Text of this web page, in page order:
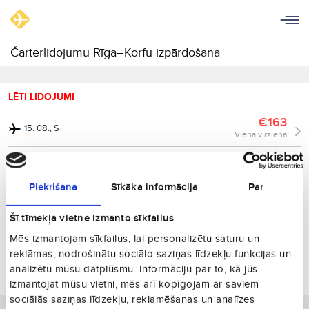
Piekrišana Sīkāka informācija Par
Šī tīmekļa vietne izmanto sīkfailus
Mēs izmantojam sīkfailus, lai personalizētu saturu un
reklāmas, nodrošinātu sociālo saziņas līdzekļu funkcijas un
analizētu mūsu datplūsmu. Informāciju par to, kā jūs
izmantojat mūsu vietni, mēs arī kopīgojam ar saviem
sociālās saziņas līdzekļu, reklamēšanas un analīzes
Čarterlidojumu Rīga–Korfu izpārdošana
LĒTI LIDOJUMI
15. 08., S €163
Vienā virzienā
29. 08., S €235
Vienā virzienā
€260
22. 09., O
Vienā virzienā
29. 09., O €309
Vienā virzienā